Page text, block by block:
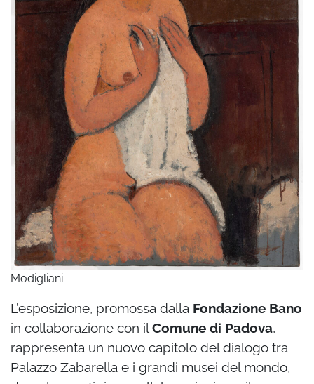
Modigliani
L’esposizione, promossa dalla Fondazione Bano
in collaborazione con ilComune di Padova,
rappresenta un nuovo capitolo del dialogo tra
Palazzo Zabarella e i grandi musei del mondo,